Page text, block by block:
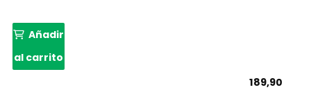
189,90
Añadir
al carrito